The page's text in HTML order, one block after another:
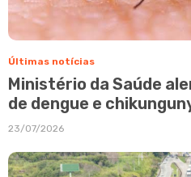
Últimas notícias
Ministério da Saúde
de dengue e
23/07/2026